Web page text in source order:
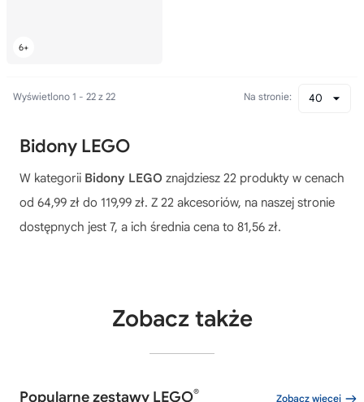
Wyświetlono 1 - 22 z 22 40
Na stronie:
Bidony LEGO
W kategorii Bidony LEGO znajdziesz 22 produkty w cenach
od 64,99 zł do 119,99 zł. Z 22 akcesoriów, na naszej stronie
dostępnych jest 7, a ich średnia cena to 81,56 zł.
Zobacz także
Popularne zestawy LEGO® Zobacz więcej